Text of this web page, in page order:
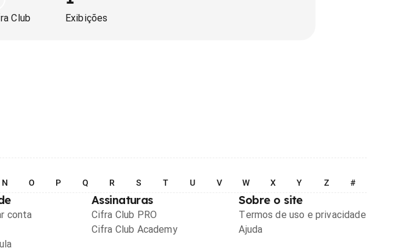
Club Exibições
N O P Q R S T U V W X Y Z #
conta
Assinaturas
Cifra Club PRO
Cifra Club Academy
Sobre o site
Termos de uso e privacidade
Ajuda